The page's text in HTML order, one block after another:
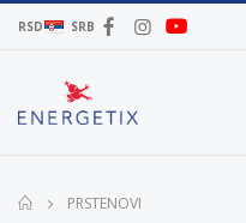
RSD SRB
PRSTENOVI